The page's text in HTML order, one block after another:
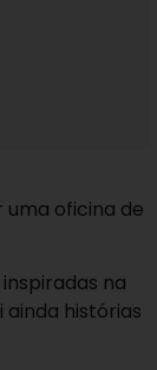
uma oficina de
na
ainda histórias